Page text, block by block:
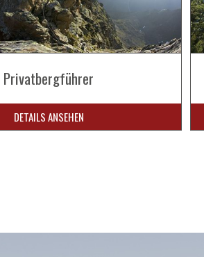
Privatbergführer
DETAILS ANSEHEN